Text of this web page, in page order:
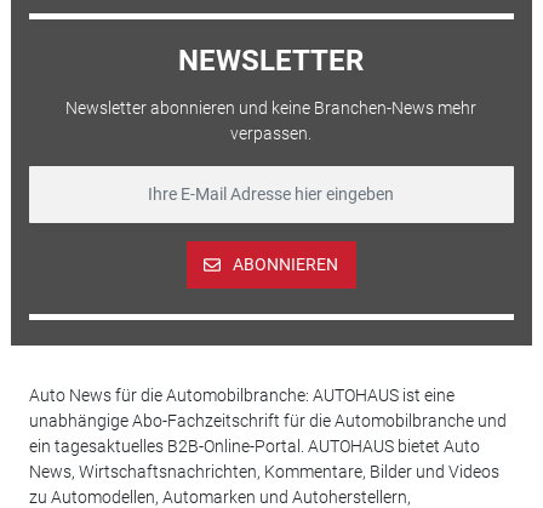
NEWSLETTER
Newsletter abonnieren und keine Branchen-News mehr
verpassen.
ABONNIEREN
Auto News für die Automobilbranche: AUTOHAUS ist eine
unabhängige Abo-Fachzeitschrift für die Automobilbranche und
ein tagesaktuelles B2B-Online-Portal. AUTOHAUS bietet Auto
News, Wirtschaftsnachrichten, Kommentare, Bilder und Videos
zu Automodellen, Automarken und Autoherstellern,